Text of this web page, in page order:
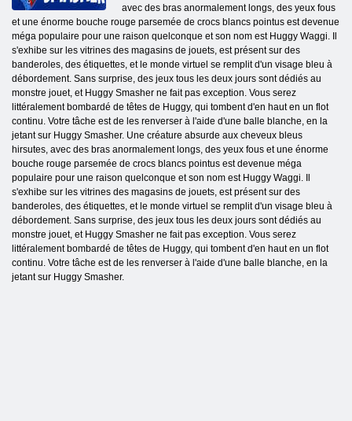
avec des bras anormalement longs, des yeux fous
et une énorme bouche rouge parsemée de crocs blancs pointus est devenue
méga populaire pour une raison quelconque et son nom est Huggy Waggi. Il
s'exhibe sur les vitrines des magasins de jouets, est présent sur des
banderoles, des étiquettes, et le monde virtuel se remplit d'un visage bleu à
débordement. Sans surprise, des jeux tous les deux jours sont dédiés au
monstre jouet, et Huggy Smasher ne fait pas exception. Vous serez
littéralement bombardé de têtes de Huggy, qui tombent d'en haut en un flot
continu. Votre tâche est de les renverser à l'aide d'une balle blanche, en la
jetant sur Huggy Smasher. Une créature absurde aux cheveux bleus
hirsutes, avec des bras anormalement longs, des yeux fous et une énorme
bouche rouge parsemée de crocs blancs pointus est devenue méga
populaire pour une raison quelconque et son nom est Huggy Waggi. Il
s'exhibe sur les vitrines des magasins de jouets, est présent sur des
banderoles, des étiquettes, et le monde virtuel se remplit d'un visage bleu à
débordement. Sans surprise, des jeux tous les deux jours sont dédiés au
monstre jouet, et Huggy Smasher ne fait pas exception. Vous serez
littéralement bombardé de têtes de Huggy, qui tombent d'en haut en un flot
continu. Votre tâche est de les renverser à l'aide d'une balle blanche, en la
jetant sur Huggy Smasher.